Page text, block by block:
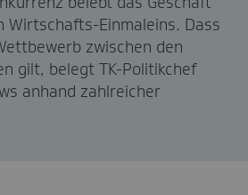
Wirtschafts-Einmaleins. Dass
zwischen den
gilt, belegt TK-Politikchef
anhand zahlreicher